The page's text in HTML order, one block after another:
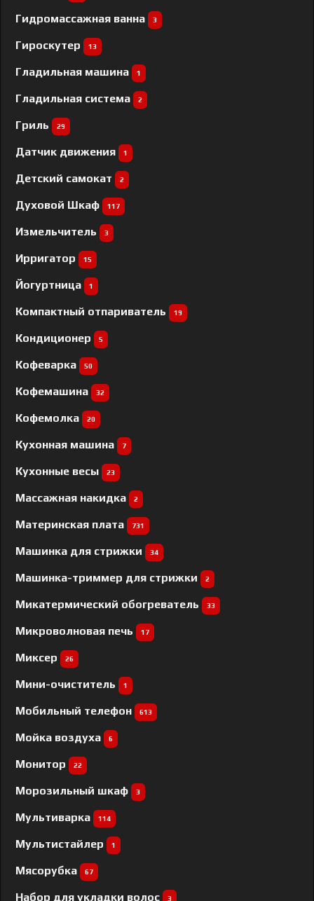
Гидромассажная ванна 3
Гироскутер 13
Гладильная машина 1
Гладильная система 2
Гриль 29
Датчик движения 1
Детский самокат 2
Духовой Шкаф 117
Измельчитель 3
Ирригатор 15
Йогуртница 1
Компактный отпариватель 19
Кондиционер 5
Кофеварка 50
Кофемашина 32
Кофемолка 20
Кухонная машина 7
Кухонные весы 23
Массажная накидка 2
Материнская плата 731
Машинка для стрижки 34
Машинка-триммер для стрижки 2
Микатермический обогреватель 33
Микроволновая печь 17
Миксер 26
Мини-очиститель 1
Мобильный телефон 613
Мойка воздуха 6
Монитор 22
Морозильный шкаф 3
Мультиварка 114
Мультистайлер 1
Мясорубка 67
Набор для укладки волос 3